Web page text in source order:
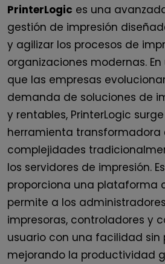
PrinterLogic es una
gestión de impresión
y agilizar los procesos de
organizaciones modernas.
que las empresas
demanda de soluciones de
y rentables, PrinterLogic
herramienta transformadora
complejidades
los servidores de impresión.
proporciona una plataforma
permite a los
impresoras, controladores y
usuario con una facilidad sin
mejorando la productividad